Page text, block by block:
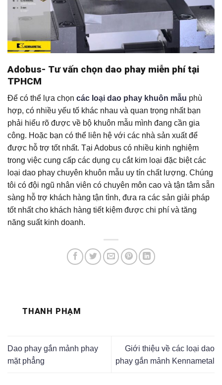
Adobus- Tư vấn chọn dao phay miễn phí tại
TPHCM
Để có thể lựa chọn các loại dao phay khuôn mẫu phù
hợp, có nhiều yếu tố khác nhau và quan trọng nhất bạn
phải hiểu rõ được về bộ khuôn mẫu mình đang cần gia
công. Hoặc bạn có thể liên hệ với các nhà sản xuất để
được hỗ trợ tốt nhất. Tại Adobus có nhiều kinh nghiệm
trong việc cung cấp các dụng cụ cắt kim loại đặc biệt các
loại dao phay chuyên khuôn mẫu uy tín chất lượng. Chúng
tôi có đội ngũ nhân viên có chuyên môn cao và tận tâm sẵn
sàng hỗ trợ khách hàng tận tình, đưa ra các sản giải pháp
tốt nhất cho khách hàng tiết kiệm được chi phí và tăng
năng suất kinh doanh.
THANH PHẠM
Dao phay gắn mảnh phay
mặt phẳng
Giới thiệu về các loại dao
phay gắn mảnh Kennametal